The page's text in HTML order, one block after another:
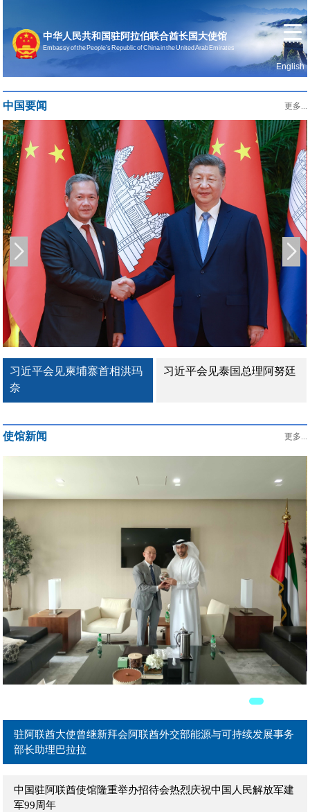
中华人民共和国驻阿拉伯联合酋长国大使馆
Embassy of the People’s Republic of China in the United Arab Emirates
English
中国要闻 更多...
习近平会见柬埔寨首相洪玛
奈
习近平会见泰国总理阿努廷
使馆新闻 更多...
驻阿联酋大使曾继新在阿主流媒体发表署名文章《团结是强国
之本》
驻阿联酋大使曾继新拜会阿联酋外贸部长宰尤迪
驻阿联酋大使曾继新拜会阿联酋外交部能源与可持续发展事务
部长助理巴拉拉
中国驻阿联酋使馆隆重举办招待会热烈庆祝中国人民解放军建
军99周年